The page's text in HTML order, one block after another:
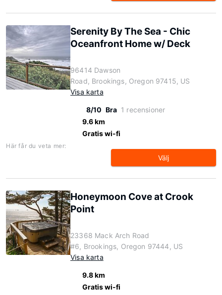
Serenity By The Sea - Chic
Oceanfront Home w/ Deck
96414 Dawson
Road, Brookings, Oregon 97415, US
Visa karta
8/10 Bra 1 recensioner
9.6 km
Gratis wi-fi
Här får du veta mer:
Välj
Honeymoon Cove at Crook
Point
23368 Mack Arch Road
#6, Brookings, Oregon 97444, US
Visa karta
9.8 km
Gratis wi-fi